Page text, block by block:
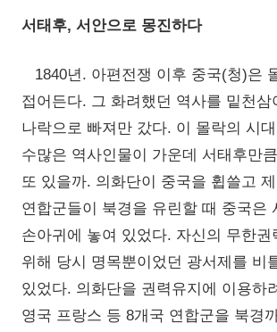
서태후, 서안으로 몽진하다
1840년. 아편전쟁 이후 중국(청)은
접어든다. 그 화려했던 역사를 밑천삼
나락으로 빠져만 갔다. 이 몰락의 시
수많은 역사인물이 가운데 서태후만
또 있을까. 의화단이 중국을 휩쓸고
연합군들이 북경을 유린할 때 중국은
손아귀에 놓여 있었다. 자신의 무한권
위해 당시 명목뿐이었던 광서제를 비
있었다. 의화단을 권력유지에 이용하
영국 프랑스 등 8개국 연합군을 북경